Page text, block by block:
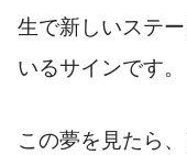
生で新しいステ
いるサインです。
この夢を見たら